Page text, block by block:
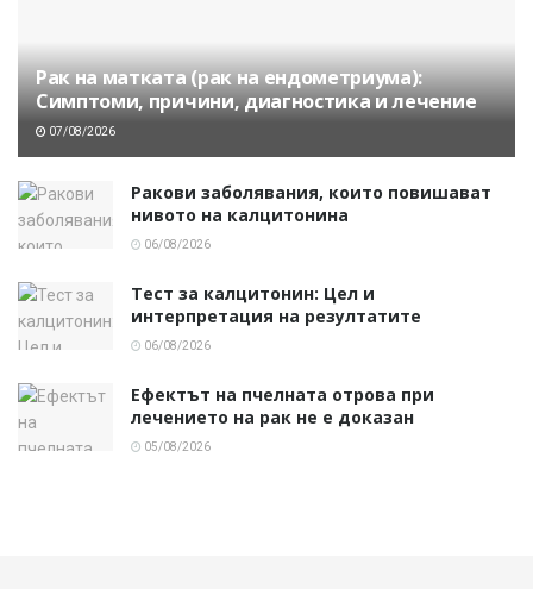
Рак на матката (рак на ендометриума):
Симптоми, причини, диагностика и лечение
07/08/2026
Ракови заболявания, които повишават
нивото на калцитонина
06/08/2026
Тест за калцитонин: Цел и
интерпретация на резултатите
06/08/2026
Ефектът на пчелната отрова при
лечението на рак не е доказан
05/08/2026